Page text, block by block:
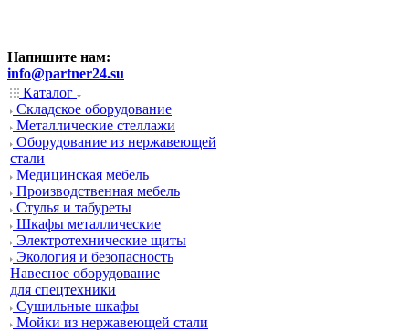
Напишите нам:
info@partner24.su
Каталог
Складское оборудование
Металлические стеллажи
Оборудование из нержавеющей
стали
Медицинская мебель
Производственная мебель
Стулья и табуреты
Шкафы металлические
Электротехнические щиты
Экология и безопасность
Навесное оборудование
для спецтехники
Сушильные шкафы
Мойки из нержавеющей стали